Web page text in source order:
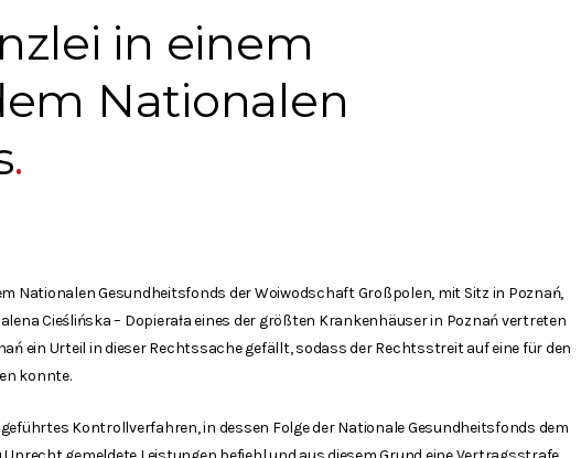
in einem
Nationalen
Nationalen Gesundheitsfonds der Woiwodschaft Großpolen, mit Sitz in Poznań,
Cieślińska – Dopierała eines der größten Krankenhäuser in Poznań vertreten
ein Urteil in dieser Rechtssache gefällt, sodass der Rechtsstreit auf eine für den
konnte.
Kontrollverfahren, in dessen Folge der Nationale Gesundheitsfonds dem